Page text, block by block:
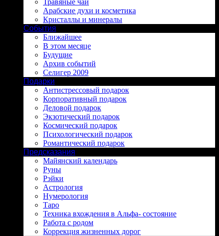
Травяные чаи
Арабские духи и косметика
Кристаллы и минералы
События
Ближайшее
В этом месяце
Будущие
Архив событий
Селигер 2009
Подарки
Антистрессовый подарок
Корпоративный подарок
Деловой подарок
Экзотический подарок
Космический подарок
Психологический подарок
Романтический подарок
Предсказания
Майянский календарь
Руны
Рэйки
Астрология
Нумерология
Таро
Техника вхождения в Альфа- состояние
Работа с родом
Коррекция жизненных дорог